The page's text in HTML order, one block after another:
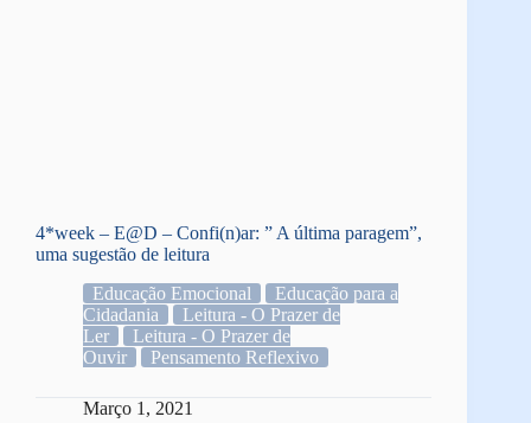
4*week – E@D – Confi(n)ar: ” A última paragem”,
uma sugestão de leitura
Educação Emocional
Educação para a
Cidadania
Leitura - O Prazer de
Ler
Leitura - O Prazer de
Ouvir
Pensamento Reflexivo
Março 1, 2021